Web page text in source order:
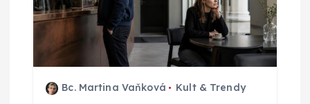
Bc. Martina Vaňková Kult & Trendy